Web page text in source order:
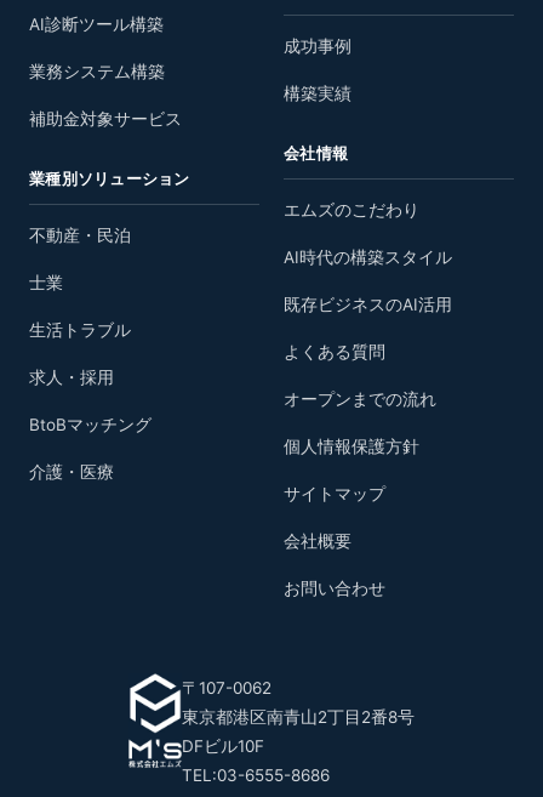
AI診断ツール構築
業務システム構築
補助金対象サービス
業種別ソリューション
不動産・民泊
士業
生活トラブル
求人・採用
BtoBマッチング
介護・医療
成功事例
構築実績
会社情報
エムズのこだわり
AI時代の構築スタイル
既存ビジネスのAI活用
よくある質問
オープンまでの流れ
個人情報保護方針
サイトマップ
会社概要
お問い合わせ
〒107-0062
東京都港区南青山2丁目2番8号
DFビル10F
TEL:03-6555-8686